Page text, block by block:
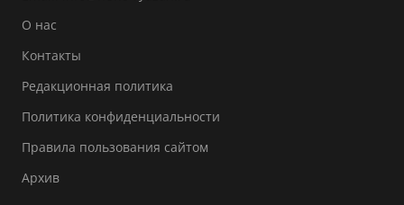
О нас
Контакты
Редакционная политика
Политика конфиденциальности
Правила пользования сайтом
Архив